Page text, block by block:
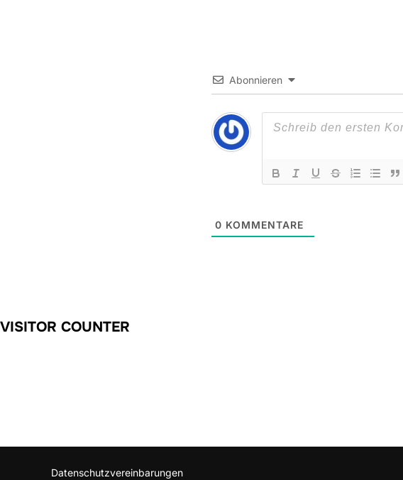
Abonnieren
0 KOMMENTARE
VISITOR COUNTER
Datenschutzvereinbarungen